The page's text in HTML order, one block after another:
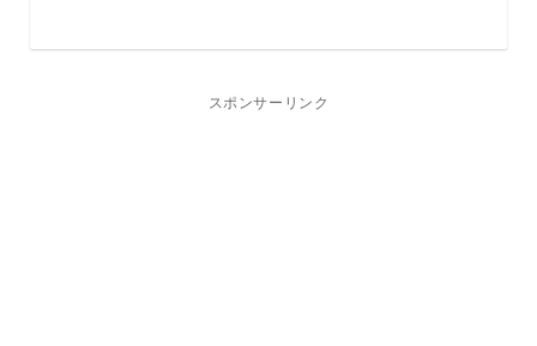
スポンサーリンク